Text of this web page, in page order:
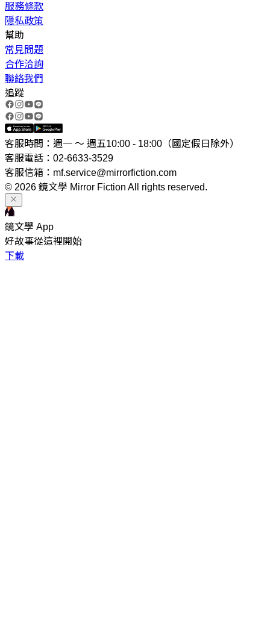
服務條款
隱私政策
幫助
常見問題
合作洽詢
聯絡我們
追蹤
客服時間：週一 ～ 週五10:00 - 18:00（國定假日除外）
客服電話：02-6633-3529
客服信箱：mf.service@mirrorfiction.com
© 2026 鏡文學 Mirror Fiction All rights reserved.
鏡文學 App
好故事從這裡開始
下載